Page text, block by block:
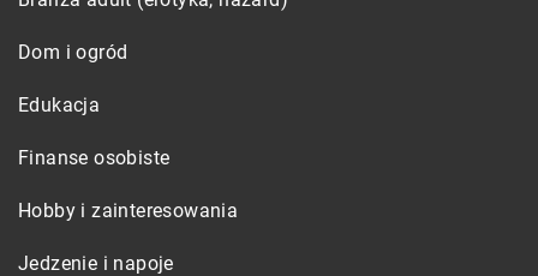
Dom i ogród
Edukacja
Finanse osobiste
Hobby i zainteresowania
Jedzenie i napoje